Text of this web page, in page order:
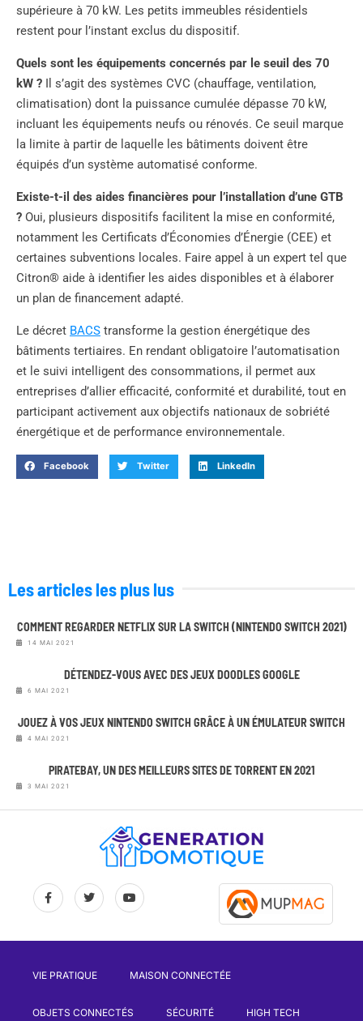
supérieure à 70 kW. Les petits immeubles résidentiels
restent pour l’instant exclus du dispositif.
Quels sont les équipements concernés par le seuil des 70
kW ? Il s’agit des systèmes CVC (chauffage, ventilation,
climatisation) dont la puissance cumulée dépasse 70 kW,
incluant les équipements neufs ou rénovés. Ce seuil marque
la limite à partir de laquelle les bâtiments doivent être
équipés d’un système automatisé conforme.
Existe-t-il des aides financières pour l’installation d’une GTB
? Oui, plusieurs dispositifs facilitent la mise en conformité,
notamment les Certificats d’Économies d’Énergie (CEE) et
certaines subventions locales. Faire appel à un expert tel que
Citron® aide à identifier les aides disponibles et à élaborer
un plan de financement adapté.
Le décret BACS transforme la gestion énergétique des
bâtiments tertiaires. En rendant obligatoire l’automatisation
et le suivi intelligent des consommations, il permet aux
entreprises d’allier efficacité, conformité et durabilité, tout en
participant activement aux objectifs nationaux de sobriété
énergétique et de performance environnementale.
Facebook Twitter LinkedIn
Les articles les plus lus
COMMENT REGARDER NETFLIX SUR LA SWITCH (NINTENDO SWITCH 2021)
14 MAI 2021
DÉTENDEZ-VOUS AVEC DES JEUX DOODLES GOOGLE
6 MAI 2021
JOUEZ À VOS JEUX NINTENDO SWITCH GRÂCE À UN ÉMULATEUR SWITCH
4 MAI 2021
PIRATEBAY, UN DES MEILLEURS SITES DE TORRENT EN 2021
3 MAI 2021
VIE PRATIQUE MAISON CONNECTÉE
OBJETS CONNECTÉS SÉCURITÉ HIGH TECH